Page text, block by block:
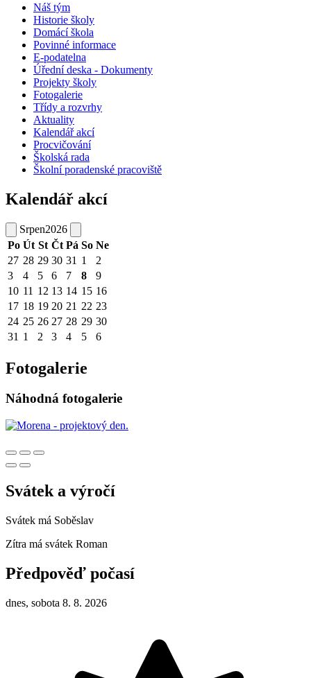
Náš tým
Historie školy
Domácí škola
Povinné informace
E-podatelna
Úřední deska - Dokumenty
Projekty školy
Fotogalerie
Třídy a rozvrhy
Aktuality
Kalendář akcí
Procvičování
Školská rada
Školní poradenské pracoviště
Kalendář akcí
Srpen2026
Po Út St Čt Pá So Ne
27 28 29 30 31 1
2
3
4 5 6 7 8
9
10 11 12 13 14 15 16
17 18 19 20 21 22 23
24 25 26 27 28 29 30
31 1 2 3 4 5 6
Fotogalerie
Náhodná fotogalerie
Svátek a výročí
Svátek má Soběslav
Zítra má svátek Roman
Předpověď počasí
dnes, sobota 8. 8. 2026